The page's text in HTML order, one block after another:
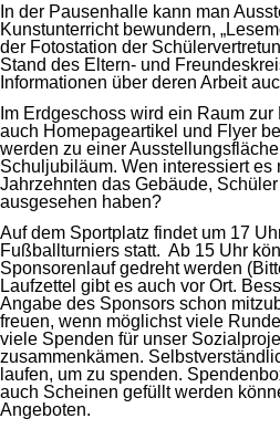
In der Pausenhalle kann man
Kunstunterricht bewundern,
der Fotostation der
Stand des Eltern- und
Informationen über deren Arbeit
Im Erdgeschoss wird ein Raum
auch Homepageartikel und Flyer
werden zu einer
Schuljubiläum. Wen interessiert es
Jahrzehnten das Gebäude,
ausgesehen haben?
Auf dem Sportplatz findet um 17
Fußballturniers statt. Ab 15 Uhr
Sponsorenlauf gedreht werden
Laufzettel gibt es auch vor Ort.
Angabe des Sponsors schon
freuen, wenn möglichst viele
viele Spenden für unser
zusammenkämen.
laufen, um zu spenden.
auch Scheinen gefüllt werden
Angeboten.